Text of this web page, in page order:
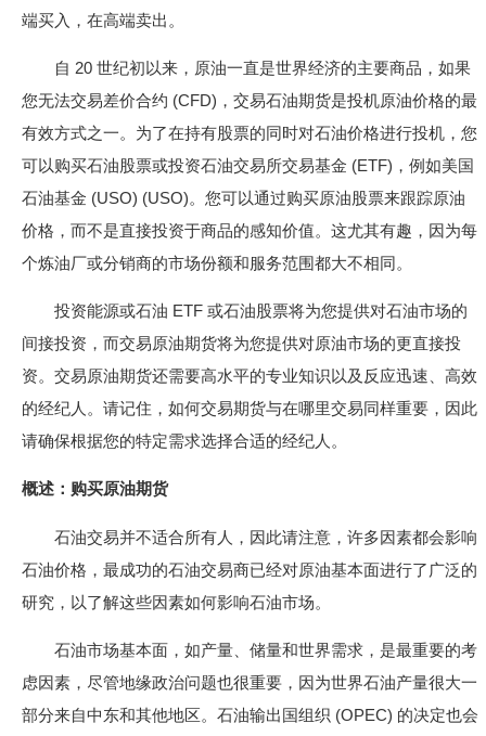
端买入，在高端卖出。
自 20 世纪初以来，原油一直是世界经济的主要商品，如果
您无法交易差价合约 (CFD)，交易石油期货是投机原油价格的最
有效方式之一。为了在持有股票的同时对石油价格进行投机，您
可以购买石油股票或投资石油交易所交易基金 (ETF)，例如美国
石油基金 (USO) (USO)。您可以通过购买原油股票来跟踪原油
价格，而不是直接投资于商品的感知价值。这尤其有趣，因为每
个炼油厂或分销商的市场份额和服务范围都大不相同。
投资能源或石油 ETF 或石油股票将为您提供对石油市场的
间接投资，而交易原油期货将为您提供对原油市场的更直接投
资。交易原油期货还需要高水平的专业知识以及反应迅速、高效
的经纪人。请记住，如何交易期货与在哪里交易同样重要，因此
请确保根据您的特定需求选择合适的经纪人。
概述：购买原油期货
石油交易并不适合所有人，因此请注意，许多因素都会影响
石油价格，最成功的石油交易商已经对原油基本面进行了广泛的
研究，以了解这些因素如何影响石油市场。
石油市场基本面，如产量、储量和世界需求，是最重要的考
虑因素，尽管地缘政治问题也很重要，因为世界石油产量很大一
部分来自中东和其他地区。石油输出国组织 (OPEC) 的决定也会